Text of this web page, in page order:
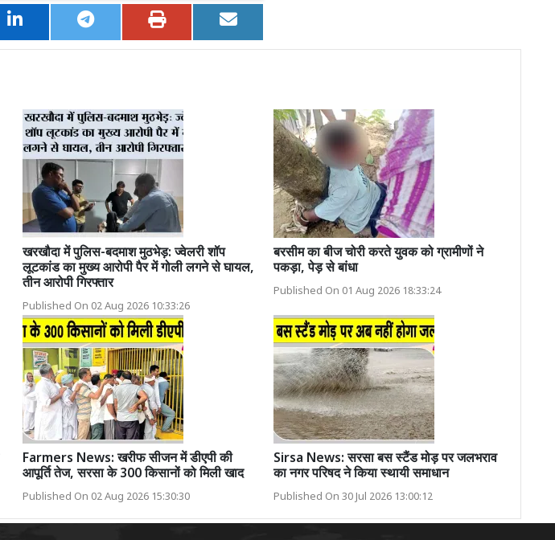
खरखौदा में पुलिस-बदमाश मुठभेड़: ज्वेलरी शॉप
लूटकांड का मुख्य आरोपी पैर में गोली लगने से घायल,
तीन आरोपी गिरफ्तार
Published On 02 Aug 2026 10:33:26
बरसीम का बीज चोरी करते युवक को ग्रामीणों ने
पकड़ा, पेड़ से बांधा
Published On 01 Aug 2026 18:33:24
Farmers News: खरीफ सीजन में डीएपी की
आपूर्ति तेज, सरसा के 300 किसानों को मिली खाद
Published On 02 Aug 2026 15:30:30
Sirsa News: सरसा बस स्टैंड मोड़ पर जलभराव
का नगर परिषद ने किया स्थायी समाधान
Published On 30 Jul 2026 13:00:12